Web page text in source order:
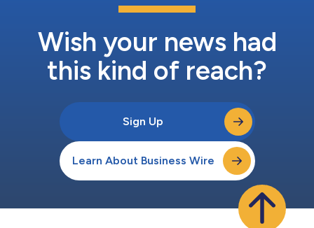
Wish your news had
this kind of reach?
Sign Up
Learn About Business Wire